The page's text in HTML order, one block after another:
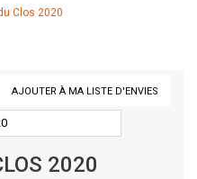
Clos 2020
AJOUTER À MA LISTE D'ENVIES
2020